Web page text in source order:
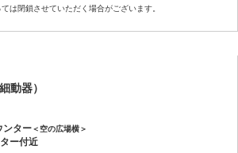
は閉鎖させていただく場合がございます。
動器）
ンター＜空の広場横＞
ー付近